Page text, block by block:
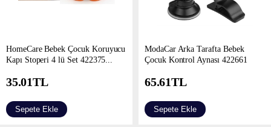
HomeCare Bebek Çocuk Koruyucu
Kapı Stoperi 4 lü Set 422375...
35.01TL
Sepete Ekle
ModaCar Arka Tarafta Bebek
Çocuk Kontrol Aynası 422661
65.61TL
Sepete Ekle